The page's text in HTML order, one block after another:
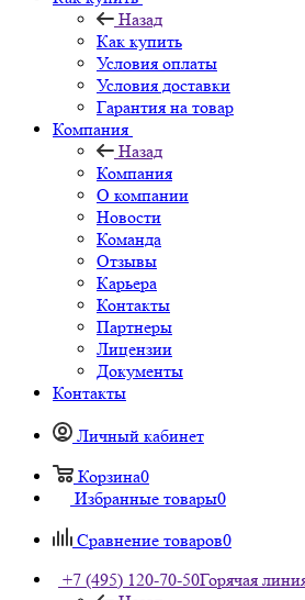
Назад
Как купить
Условия оплаты
Условия доставки
Гарантия на товар
Компания
Назад
Компания
О компании
Новости
Команда
Отзывы
Карьера
Контакты
Партнеры
Лицензии
Документы
Контакты
Личный кабинет
Корзина0
Избранные товары0
Сравнение товаров0
+7 (495) 120-70-50Горячая